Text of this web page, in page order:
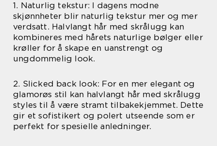
1. Naturlig tekstur: I dagens modne
skjønnheter blir naturlig tekstur mer og mer
verdsatt. Halvlangt hår med skrålugg kan
kombineres med hårets naturlige bølger eller
krøller for å skape en uanstrengt og
ungdommelig look.
2. Slicked back look: For en mer elegant og
glamorøs stil kan halvlangt hår med skrålugg
styles til å være stramt tilbakekjemmet. Dette
gir et sofistikert og polert utseende som er
perfekt for spesielle anledninger.